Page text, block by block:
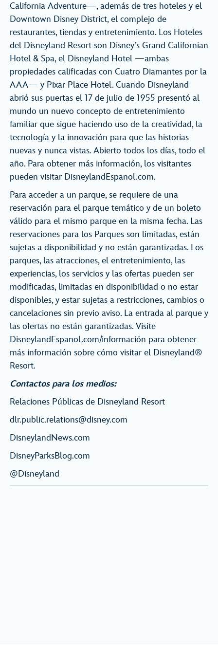
California Adventure—, además de tres hoteles y el
Downtown Disney District, el complejo de
restaurantes, tiendas y entretenimiento. Los Hoteles
del Disneyland Resort son Disney’s Grand Californian
Hotel & Spa, el Disneyland Hotel —ambas
propiedades calificadas con Cuatro Diamantes por la
AAA— y Pixar Place Hotel. Cuando Disneyland
abrió sus puertas el 17 de julio de 1955 presentó al
mundo un nuevo concepto de entretenimiento
familiar que sigue haciendo uso de la creatividad, la
tecnología y la innovación para que las historias
nuevas y nunca vistas. Abierto todos los días, todo el
año. Para obtener más información, los visitantes
pueden visitar DisneylandEspanol.com.
Para acceder a un parque, se requiere de una
reservación para el parque temático y de un boleto
válido para el mismo parque en la misma fecha. Las
reservaciones para los Parques son limitadas, están
sujetas a disponibilidad y no están garantizadas. Los
parques, las atracciones, el entretenimiento, las
experiencias, los servicios y las ofertas pueden ser
modificadas, limitadas en disponibilidad o no estar
disponibles, y estar sujetas a restricciones, cambios o
cancelaciones sin previo aviso. La entrada al parque y
las ofertas no están garantizadas. Visite
DisneylandEspanol.com/información para obtener
más información sobre cómo visitar el Disneyland®
Resort.
Contactos para los medios:
Relaciones Públicas de Disneyland Resort
dlr.public.relations@disney.com
DisneylandNews.com
DisneyParksBlog.com
@Disneyland